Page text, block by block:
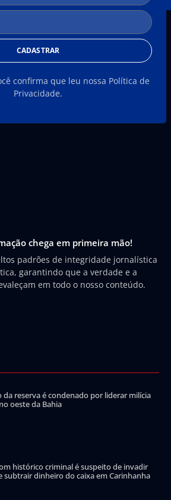
CADASTRAR
confirma que leu nossa Política de
Privacidade.
chega em primeira mão!
padrões de integridade jornalística
garantindo que a verdade e a
em todo o nosso conteúdo.
da reserva é condenado por liderar milícia
oeste da Bahia
histórico criminal é suspeito de invadir
subtrair dinheiro do caixa em Carinhanha